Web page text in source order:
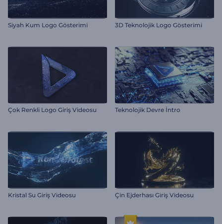
Siyah Kum Logo Gösterimi 3D Teknolojik Logo Gösterimi
Çok Renkli Logo Giriş Videosu Teknolojik Devre İntro
Kristal Su Giriş Videosu Çin Ejderhası Giriş Videosu